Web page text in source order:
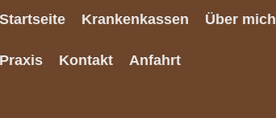
Startseite Krankenkassen Über mich
Praxis Kontakt Anfahrt